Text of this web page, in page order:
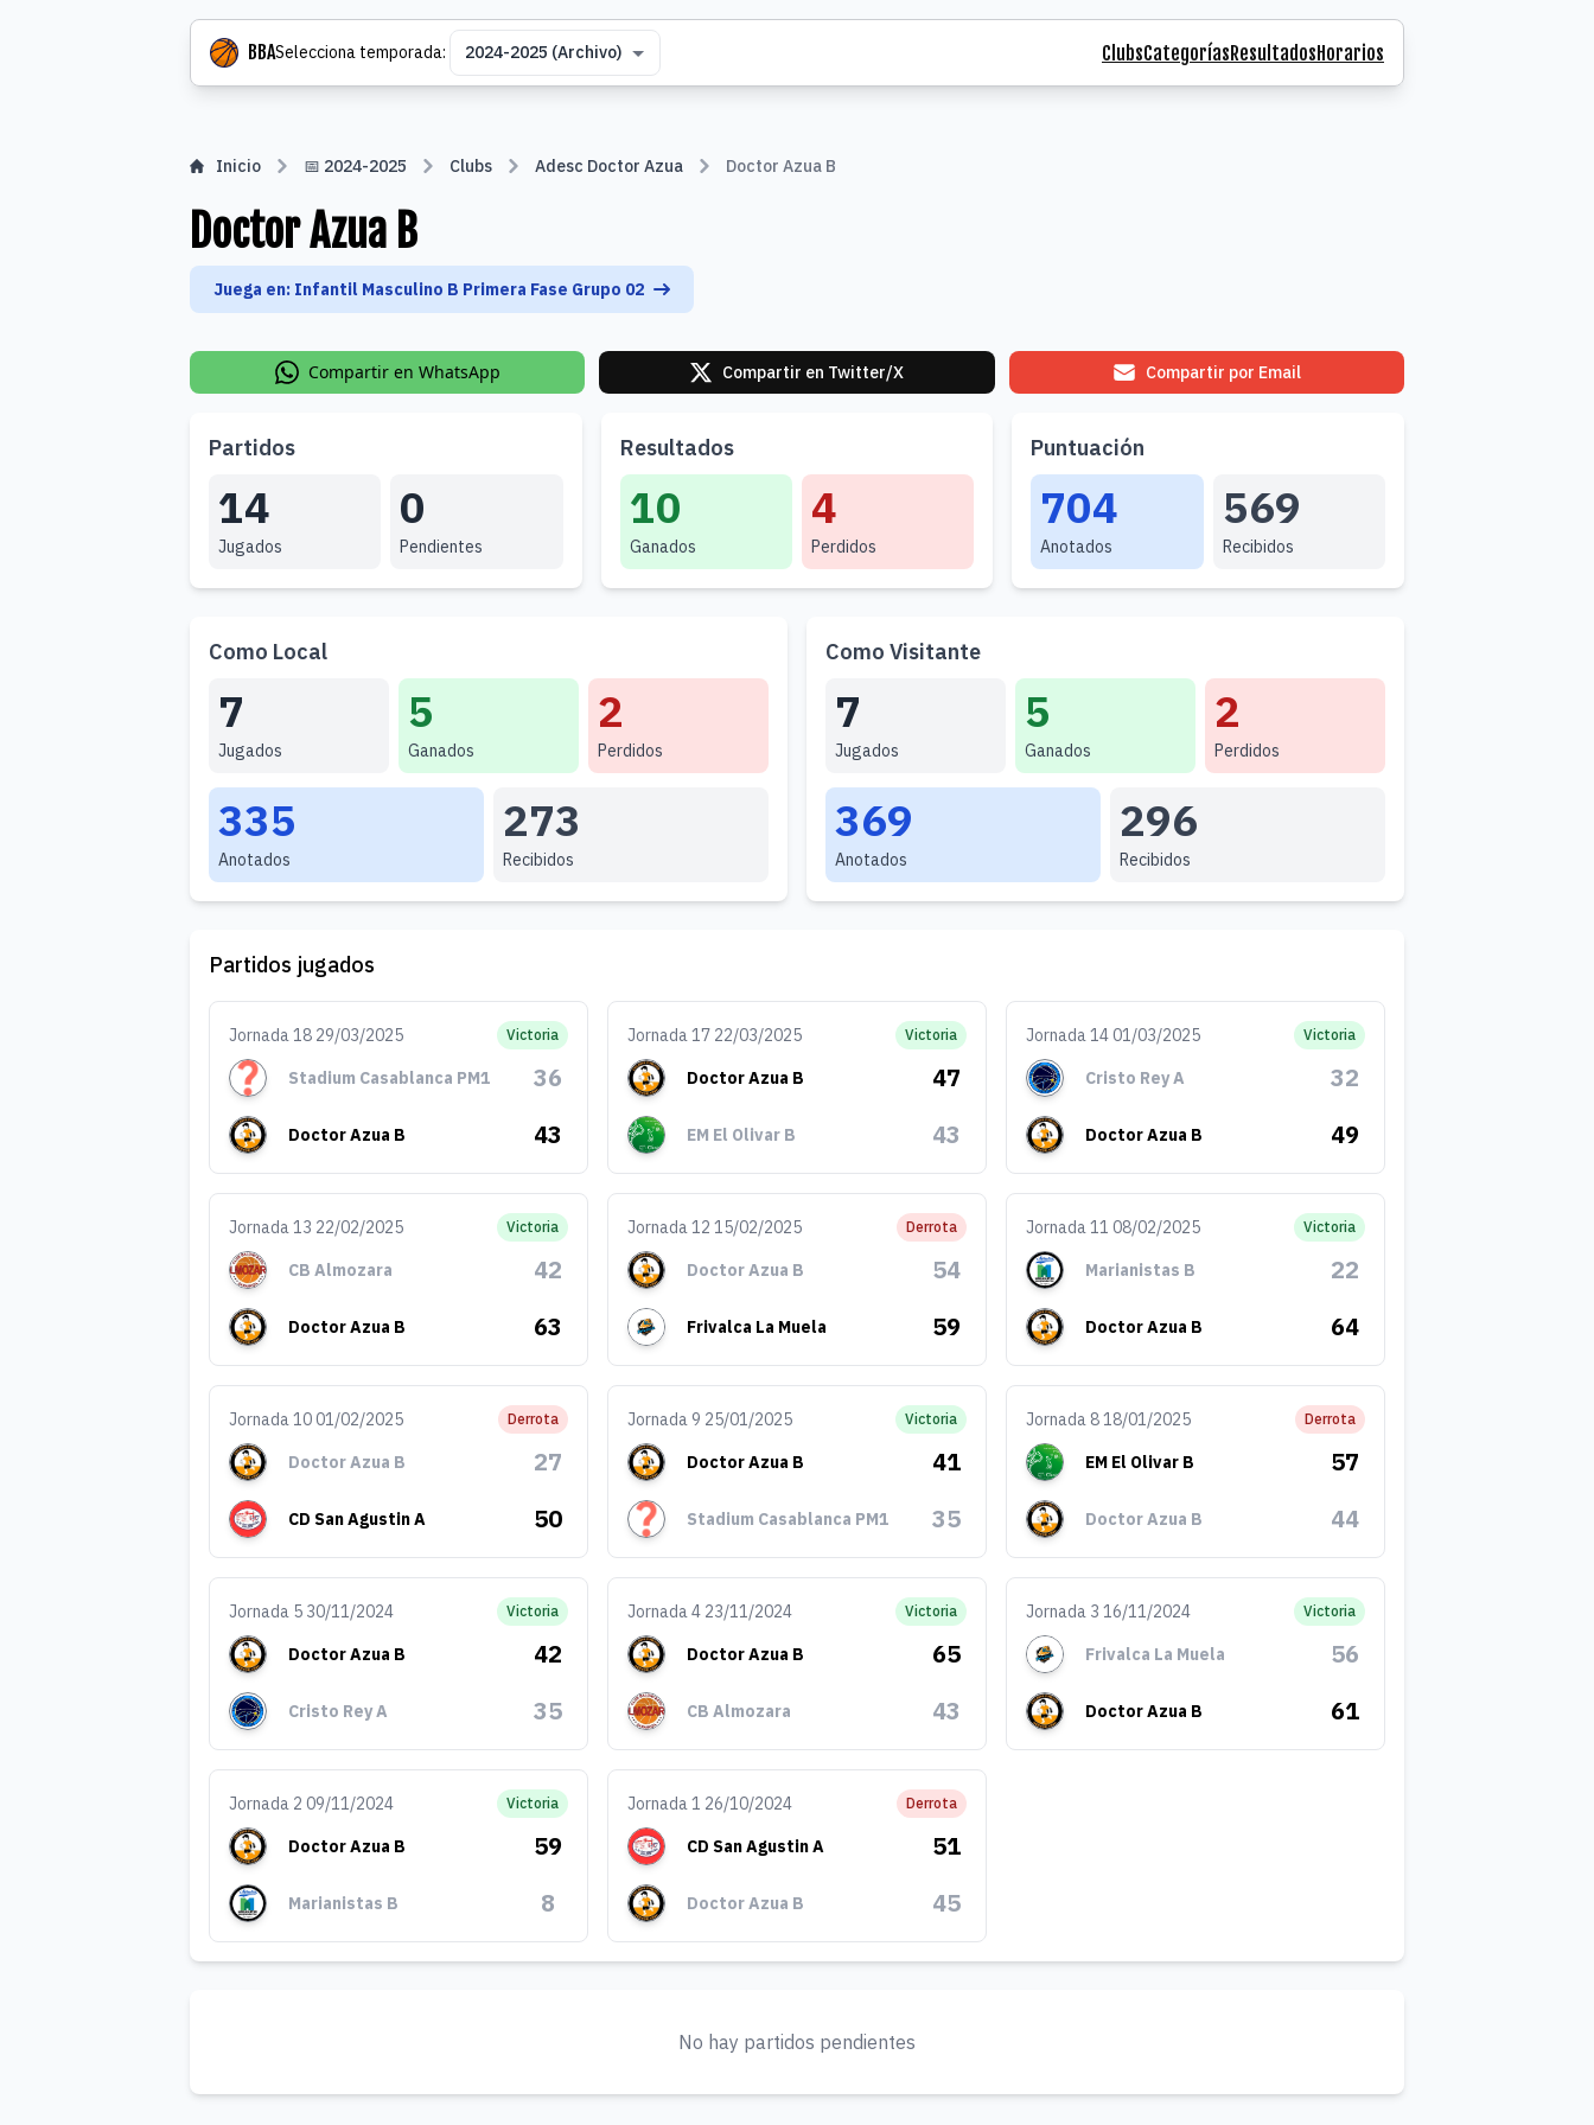
BBASelecciona temporada: Selecciona temporada ClubsCategoríasResultadosHorarios
Inicio 📅 2024-2025 Clubs Adesc Doctor Azua Doctor Azua B
Doctor Azua B
Juega en: Infantil Masculino B Primera Fase Grupo 02
Compartir en WhatsApp Compartir en Twitter/X Compartir por Email
Partidos
14
Jugados
0
Pendientes
Resultados
10
Ganados
4
Perdidos
Puntuación
704
Anotados
569
Recibidos
Como Local
7
Jugados
5
Ganados
2
Perdidos
335
Anotados
273
Recibidos
Como Visitante
7
Jugados
5
Ganados
2
Perdidos
369
Anotados
296
Recibidos
Partidos jugados
Jornada 18 29/03/2025 Victoria
Stadium Casablanca PM1 36
Doctor Azua B 43
Jornada 17 22/03/2025 Victoria
Doctor Azua B 47
EM El Olivar B 43
Jornada 14 01/03/2025 Victoria
Cristo Rey A 32
Doctor Azua B 49
Jornada 13 22/02/2025 Victoria
CB Almozara 42
Doctor Azua B 63
Jornada 12 15/02/2025 Derrota
Doctor Azua B 54
Frivalca La Muela 59
Jornada 11 08/02/2025 Victoria
Marianistas B 22
Doctor Azua B 64
Jornada 10 01/02/2025 Derrota
Doctor Azua B 27
CD San Agustin A 50
Jornada 9 25/01/2025 Victoria
Doctor Azua B 41
Stadium Casablanca PM1 35
Jornada 8 18/01/2025 Derrota
EM El Olivar B 57
Doctor Azua B 44
Jornada 5 30/11/2024 Victoria
Doctor Azua B 42
Cristo Rey A 35
Jornada 4 23/11/2024 Victoria
Doctor Azua B 65
CB Almozara 43
Jornada 3 16/11/2024 Victoria
Frivalca La Muela 56
Doctor Azua B 61
Jornada 2 09/11/2024 Victoria
Doctor Azua B 59
Marianistas B 8
Jornada 1 26/10/2024 Derrota
CD San Agustin A 51
Doctor Azua B 45
No hay partidos pendientes